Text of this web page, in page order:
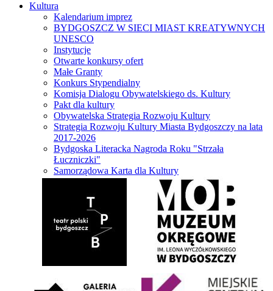
Kultura
Kalendarium imprez
BYDGOSZCZ W SIECI MIAST KREATYWNYCH
UNESCO
Instytucje
Otwarte konkursy ofert
Małe Granty
Konkurs Stypendialny
Komisja Dialogu Obywatelskiego ds. Kultury
Pakt dla kultury
Obywatelska Strategia Rozwoju Kultury
Strategia Rozwoju Kultury Miasta Bydgoszczy na lata
2017-2026
Bydgoska Literacka Nagroda Roku "Strzała
Łuczniczki"
Samorządowa Karta dla Kultury